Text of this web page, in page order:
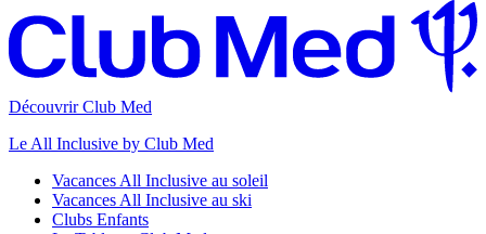
Découvrir Club Med
Le All Inclusive by Club Med
Vacances All Inclusive au soleil
Vacances All Inclusive au ski
Clubs Enfants